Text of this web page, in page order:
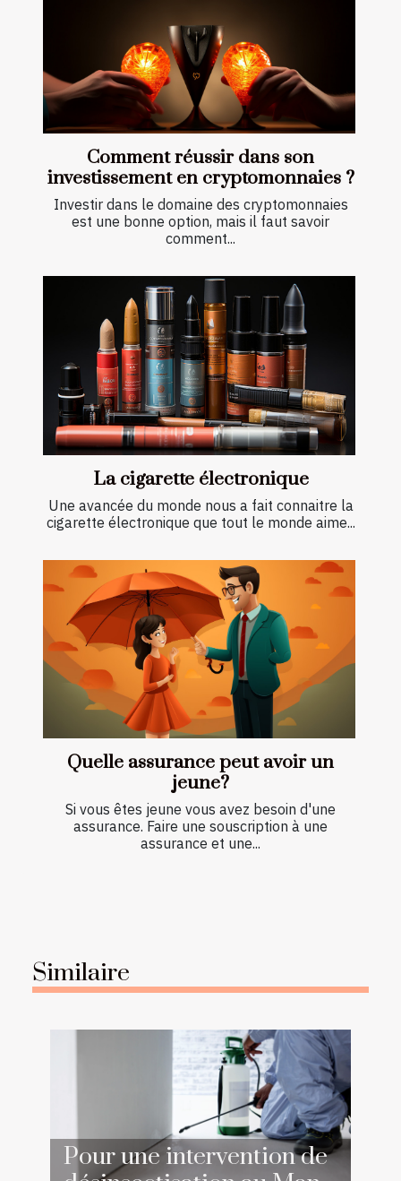
Comment réussir dans son
investissement en cryptomonnaies ?
Investir dans le domaine des cryptomonnaies
est une bonne option, mais il faut savoir
comment...
La cigarette électronique
Une avancée du monde nous a fait connaitre la
cigarette électronique que tout le monde aime...
Quelle assurance peut avoir un
jeune?
Si vous êtes jeune vous avez besoin d'une
assurance. Faire une souscription à une
assurance et une...
Similaire
Pour une intervention de